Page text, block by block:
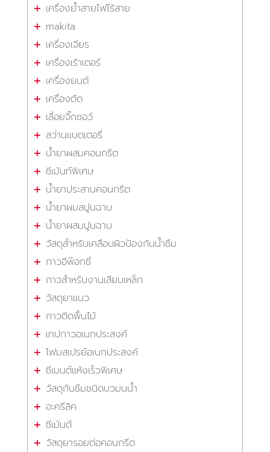
เครื่องย้ำสายไฟไร้สาย
makita
เครื่องเจียร
เครื่องเร้าเตอร์
เครื่องยนต์
เครื่องตัด
เลื่อยจิ๊กซอว์
สว่านแบตเตอรี่
น้ำยาผสมคอนกรีต
ซีเม้นท์พิเศษ
น้ำยาประสานคอนกรีต
น้ำยาผมสปูนฉาบ
น้ำยาผสมปูนฉาบ
วัสดุสำหรับเคลือบผิวป้องกันน้ำซึม
กาวอีพ๊อกซี่
กาวสำหรับงานเสียบเหล็ก
วัสดุยาแนว
กาวติดพื้นไม้
เทปกาวอเนกประสงค์
โฟมสเปรย์อเนกประสงค์
ซีเมนต์แห้งเร็วพิเศษ
วัสดุกันซึมชนิดบวมนน้ำ
อะครีลิค
ซีเม้นต์
วัสดุยารอยต่อคอนกรีต